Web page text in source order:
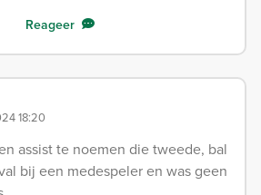
Reageer
18:20
assist te noemen die tweede, bal
bij een medespeler en was geen